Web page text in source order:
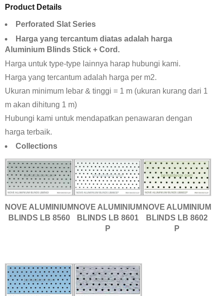
Product Details
Perforated Slat Series
Harga yang tercantum diatas adalah harga
Aluminium Blinds Stick + Cord.
Harga untuk type-type lainnya harap hubungi kami.
Harga yang tercantum adalah harga per m2.
Ukuran minimum Iebar & tinggi = 1 m (ukuran kurang dari 1
m akan dihitung 1 m)
Hubungi kami untuk mendapatkan penawaran dengan
harga terbaik.
Collections
NOVE ALUMINIUM
BLINDS LB 8560
NOVE ALUMINIUM
BLINDS LB 8601
P
NOVE ALUMINIUM
BLINDS LB 8602
P